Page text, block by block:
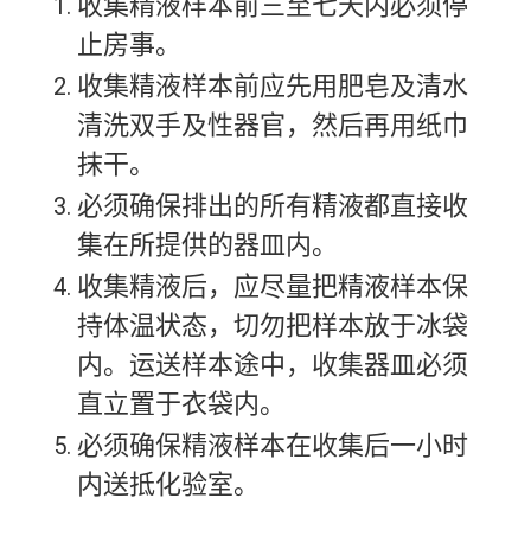
止房事。
收集精液样本前应先用肥皂及清水
清洗双手及性器官，然后再用纸巾
抹干。
必须确保排出的所有精液都直接收
集在所提供的器皿内。
收集精液后，应尽量把精液样本保
持体温状态，切勿把样本放于冰袋
内。运送样本途中，收集器皿必须
直立置于衣袋内。
必须确保精液样本在收集后一小时
内送抵化验室。